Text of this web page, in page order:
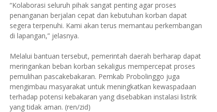
“Kolaborasi seluruh pihak sangat penting agar proses
penanganan berjalan cepat dan kebutuhan korban dapat
segera terpenuhi. Kami akan terus memantau perkembangan
di lapangan,” jelasnya.
Melalui bantuan tersebut, pemerintah daerah berharap dapat
meringankan beban korban sekaligus mempercepat proses
pemulihan pascakebakaran. Pemkab Probolinggo juga
mengimbau masyarakat untuk meningkatkan kewaspadaan
terhadap potensi kebakaran yang disebabkan instalasi listrik
yang tidak aman. (ren/zid)